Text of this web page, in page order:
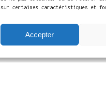
sur certaines caractéristiques et
Accepter